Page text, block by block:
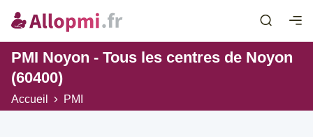
PMI Noyon - Tous les centres de Noyon
(60400)
Accueil PMI